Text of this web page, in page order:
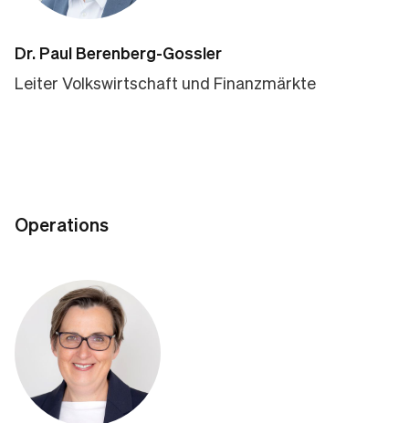
Dr. Paul Berenberg-Gossler
Leiter Volkswirtschaft und Finanzmärkte
Operations